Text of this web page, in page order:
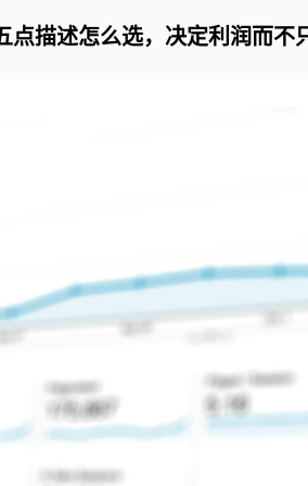
点描述怎么选，决定利润而不